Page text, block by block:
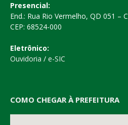
Presencial:
End.: Rua Rio Vermelho, QD 051 –
CEP: 68524-000
Eletrônico:
Ouvidoria / e-SIC
COMO CHEGAR À PREFEITURA